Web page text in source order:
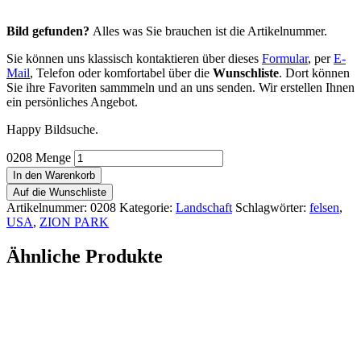
Bild gefunden? Alles was Sie brauchen ist die Artikelnummer.
Sie können uns klassisch kontaktieren über dieses Formular, perE-
Mail, Telefon oder komfortabel über die Wunschliste. Dort können
Sie ihre Favoriten sammmeln und an uns senden. Wir erstellen Ihnen
ein persönliches Angebot.
Happy Bildsuche.
0208 Menge
In den Warenkorb
Auf die Wunschliste
Artikelnummer: 0208 Kategorie: Landschaft Schlagwörter: felsen,
USA, ZION PARK
Ähnliche Produkte